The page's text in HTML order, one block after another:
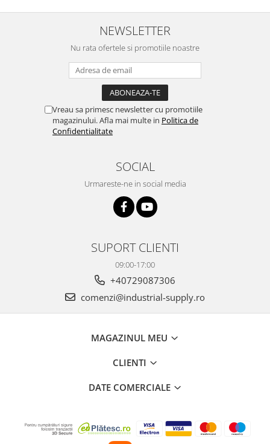
NEWSLETTER
Nu rata ofertele si promotiile noastre
Vreau sa primesc newsletter cu promotiile
magazinului. Afla mai multe in Politica de
Confidentialitate
SOCIAL
Urmareste-ne in social media
SUPORT CLIENTI
09:00-17:00
+40729087306
comenzi@industrial-supply.ro
MAGAZINUL MEU
CLIENTI
DATE COMERCIALE